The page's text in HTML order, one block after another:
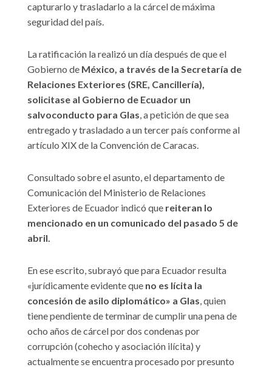
capturarlo y trasladarlo a la cárcel de máxima
seguridad del país.
La ratificación la realizó un día después de que el
Gobierno de México, a través de la Secretaría de
Relaciones Exteriores (SRE, Cancillería),
solicitase al Gobierno de Ecuador un
salvoconducto para Glas, a petición de que sea
entregado y trasladado a un tercer país conforme al
artículo XIX de la Convención de Caracas.
Consultado sobre el asunto, el departamento de
Comunicación del Ministerio de Relaciones
Exteriores de Ecuador indicó que reiteran lo
mencionado en un comunicado del pasado 5 de
abril.
En ese escrito, subrayó que para Ecuador resulta
«jurídicamente evidente que no es lícita la
concesión de asilo diplomático» a Glas, quien
tiene pendiente de terminar de cumplir una pena de
ocho años de cárcel por dos condenas por
corrupción (cohecho y asociación ilícita) y
actualmente se encuentra procesado por presunto